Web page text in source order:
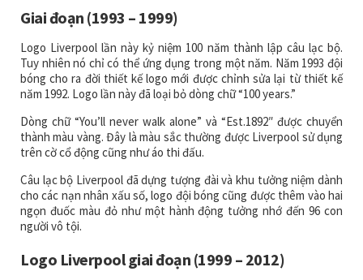
Giai đoạn (1993 – 1999)
Logo Liverpool lần này kỷ niệm 100 năm thành lập câu lạc bộ.
Tuy nhiên nó chỉ có thể ứng dụng trong một năm. Năm 1993 đội
bóng cho ra đời thiết kế logo mới được chỉnh sửa lại từ thiết kế
năm 1992. Logo lần này đã loại bỏ dòng chữ “100 years.”
Dòng chữ “You’ll never walk alone” và “Est.1892″ được chuyển
thành màu vàng. Đây là màu sắc thường được Liverpool sử dụng
trên cờ cổ động cũng như áo thi đấu.
Câu lạc bộ Liverpool đã dựng tượng đài và khu tưởng niệm dành
cho các nạn nhân xấu số, logo đội bóng cũng được thêm vào hai
ngọn đuốc màu đỏ như một hành động tưởng nhớ đến 96 con
người vô tội.
Logo Liverpool giai đoạn (1999 – 2012)